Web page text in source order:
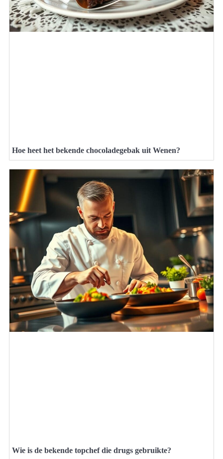
Hoe heet het bekende chocoladegebak uit Wenen?
Wie is de bekende topchef die drugs gebruikte?